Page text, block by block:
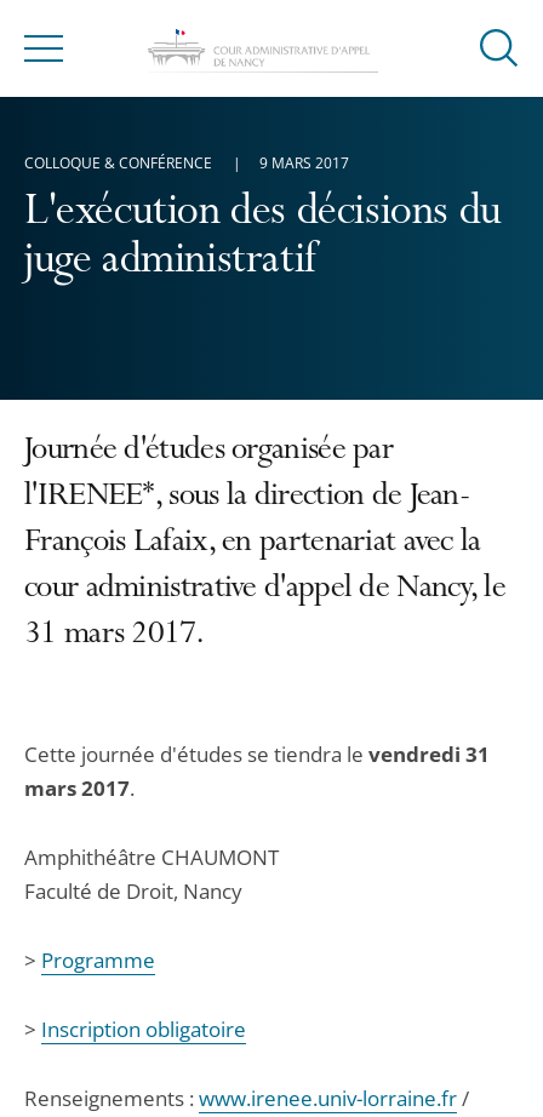
Menu
Ouvrir
L'exécution des décisions du
juge administratif
COLLOQUE & CONFÉRENCE 9 MARS 2017
Journée d'études organisée par
l'IRENEE*, sous la direction de Jean-
François Lafaix, en partenariat avec la
cour administrative d'appel de Nancy, le
31 mars 2017.
Cette journée d'études se tiendra le vendredi 31
mars 2017.
Amphithéâtre CHAUMONT
Faculté de Droit, Nancy
> Programme
> Inscription obligatoire
Renseignements : www.irenee.univ-lorraine.fr/